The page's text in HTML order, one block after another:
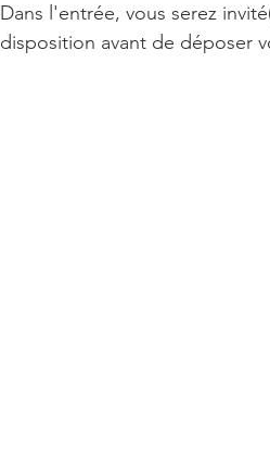
Dans l'entrée, vous serez
disposition avant de déposer